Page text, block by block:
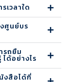
เวลาใด
ศูนย์บร
รถยืม
ด้อย่างไร
งสือได้กี่